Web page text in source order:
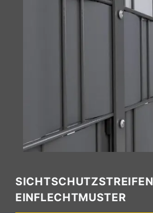
SICHTSCHUTZSTREIFEN
EINFLECHTMUSTER